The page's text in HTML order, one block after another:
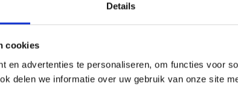
Details
cookies
en advertenties te personaliseren, om functies voor
delen we informatie over uw gebruik van onze site
verpakking voor de meest actuele